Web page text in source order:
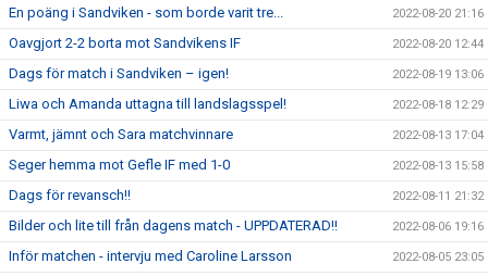
En poäng i Sandviken - som borde varit tre... 2022-08-20 21:16
Oavgjort 2-2 borta mot Sandvikens IF 2022-08-20 12:44
Dags för match i Sandviken – igen! 2022-08-19 13:06
Liwa och Amanda uttagna till landslagsspel! 2022-08-18 12:29
Varmt, jämnt och Sara matchvinnare 2022-08-13 17:04
Seger hemma mot Gefle IF med 1-0 2022-08-13 15:58
Dags för revansch!! 2022-08-11 21:32
Bilder och lite till från dagens match - UPPDATERAD!! 2022-08-06 19:16
Inför matchen - intervju med Caroline Larsson 2022-08-05 23:05